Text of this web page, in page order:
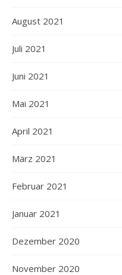
August 2021
Juli 2021
Juni 2021
Mai 2021
April 2021
März 2021
Februar 2021
Januar 2021
Dezember 2020
November 2020